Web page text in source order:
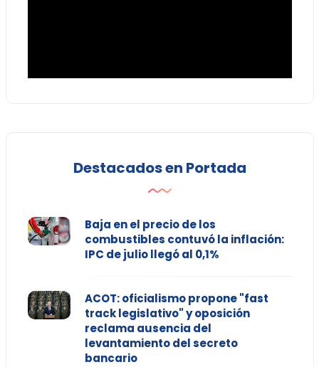
Destacados en Portada
Baja en el precio de los
combustibles contuvó la inflación:
IPC de julio llegó al 0,1%
ACOT: oficialismo propone "fast
track legislativo" y oposición
reclama ausencia del
levantamiento del secreto
bancario